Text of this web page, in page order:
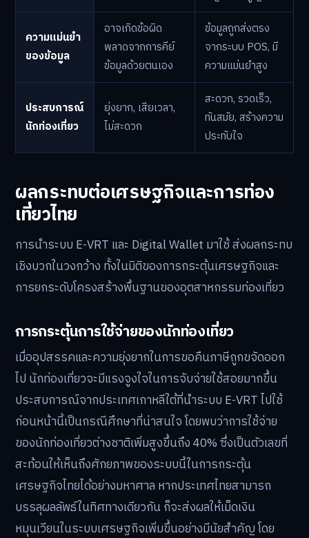
ความแม่นยำ
ของข้อมูล
อาจเกิดข้อผิด
พลาดจากการคีย์
ข้อมูลด้วยตนเอง
ข้อมูลถูกส่งตรง
จากระบบ POS, มี
ความแม่นยำสูง
ประสบการณ์
นักท่องเที่ยว
ยุ่งยาก, เสียเวลา,
ไม่สะดวก
สะดวก, รวดเร็ว,
ทันสมัย, สร้างความ
ประทับใจ
ผลกระทบต่อเศรษฐกิจและการท่อง
เที่ยวไทย
การนำระบบ E-VRT และ Digital Wallet มาใช้ ส่งผลกระทบ
เชิงบวกในวงกว้าง ทั้งในมิติของการกระตุ้นเศรษฐกิจและ
การยกระดับโครงสร้างพื้นฐานของอุตสาหกรรมท่องเที่ยว
การกระตุ้นการใช้จ่ายของนักท่องเที่ยว
เมื่ออุปสรรคและความยุ่งยากในการขอคืนภาษีถูกขจัดออก
ไป นักท่องเที่ยวจะมีแรงจูงใจในการจับจ่ายใช้สอยมากขึ้น
ประสบการณ์จากประเทศเกาหลีใต้ที่นำระบบ E-VRT ไปใช้
ก่อนหน้านี้เป็นกรณีศึกษาที่น่าสนใจ โดยพบว่าการใช้จ่าย
ของนักท่องเที่ยวต่างชาติเพิ่มสูงขึ้นถึง 40% ซึ่งเป็นตัวเลขที่
สะท้อนให้เห็นถึงศักยภาพของระบบนี้ในการกระตุ้น
เศรษฐกิจไทยได้อย่างมหาศาล หากประเทศไทยสามารถ
บรรลุผลลัพธ์ในทิศทางเดียวกัน ก็จะส่งผลให้เม็ดเงิน
หมุนเวียนในระบบเศรษฐกิจเพิ่มขึ้นอย่างมีนัยสำคัญ โดย